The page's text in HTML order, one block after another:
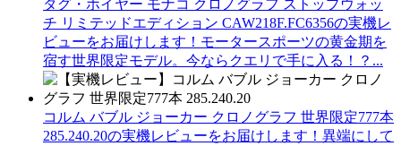
タグ・ホイヤー モナコ クロノグラフ ストップウォッ
チ リミテッドエディション CAW218F.FC6356の実機レ
ビューをお届けします！モータースポーツの黄金期を
宿す世界限定モデル。今ならクエリで手に入る！？...
コルム バブル ジョーカー クロノグラフ 世界限定777本
285.240.20の実機レビューをお届けします！異端にして